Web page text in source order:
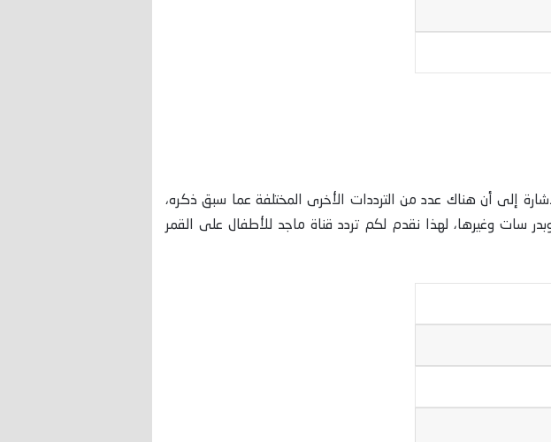
إلى أن هناك عدد من الترددات الأخرى المختلفة عما سبق ذكره،
سات وغيرها، لهذا نقدم لكم تردد قناة ماجد للأطفال على القمر